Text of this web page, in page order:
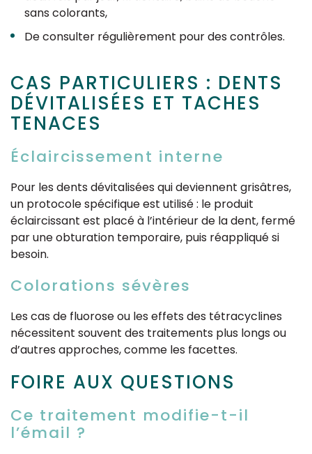
sans colorants,
De consulter régulièrement pour des contrôles.
CAS PARTICULIERS : DENTS
DÉVITALISÉES ET TACHES
TENACES
Éclaircissement interne
Pour les dents dévitalisées qui deviennent grisâtres,
un protocole spécifique est utilisé : le produit
éclaircissant est placé à l’intérieur de la dent, fermé
par une obturation temporaire, puis réappliqué si
besoin.
Colorations sévères
Les cas de fluorose ou les effets des tétracyclines
nécessitent souvent des traitements plus longs ou
d’autres approches, comme les facettes.
FOIRE AUX QUESTIONS
Ce traitement modifie-t-il
l’émail ?